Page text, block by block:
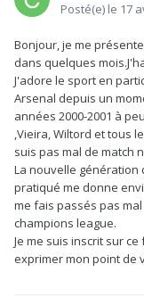
Posté(e) le 17
Bonjour, je me
dans quelques
J'adore le sport en
Arsenal depuis un
années 2000-2001 à
,Vieira, Wiltord et tous
suis pas mal de match
La nouvelle génération
pratiqué me donne
me fais passés pas
champions league.
Je me suis inscrit sur
exprimer mon point de